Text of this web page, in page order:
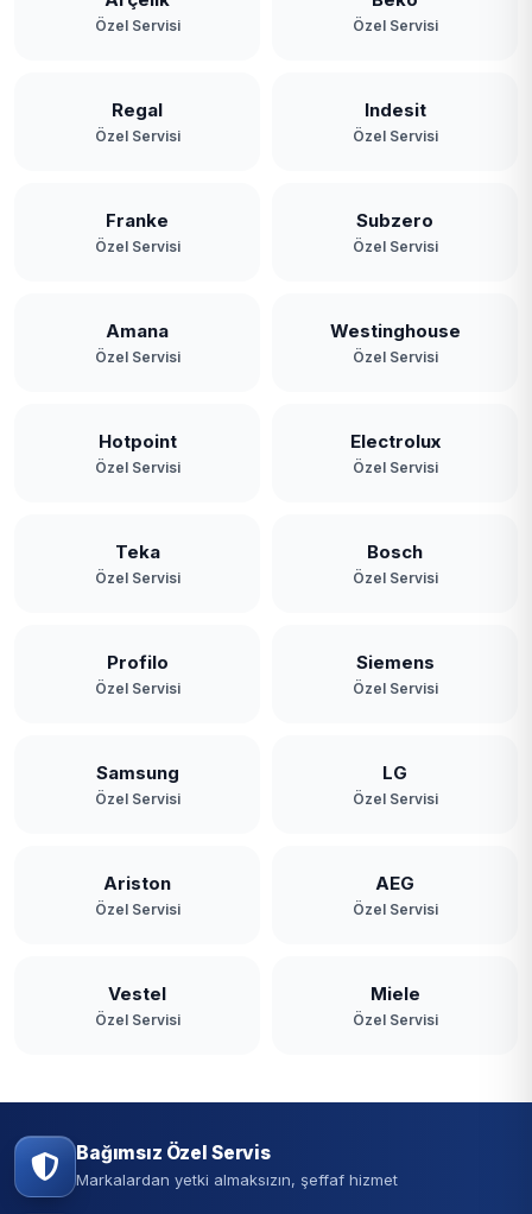
Özel Servisi Özel Servisi
Regal
Özel Servisi
Indesit
Özel Servisi
Franke
Özel Servisi
Subzero
Özel Servisi
Amana
Özel Servisi
Westinghouse
Özel Servisi
Hotpoint
Özel Servisi
Electrolux
Özel Servisi
Teka
Özel Servisi
Bosch
Özel Servisi
Profilo
Özel Servisi
Siemens
Özel Servisi
Samsung
Özel Servisi
LG
Özel Servisi
Ariston
Özel Servisi
AEG
Özel Servisi
Vestel
Özel Servisi
Miele
Özel Servisi
Bağımsız Özel Servis
Markalardan yetki almaksızın, şeffaf hizmet